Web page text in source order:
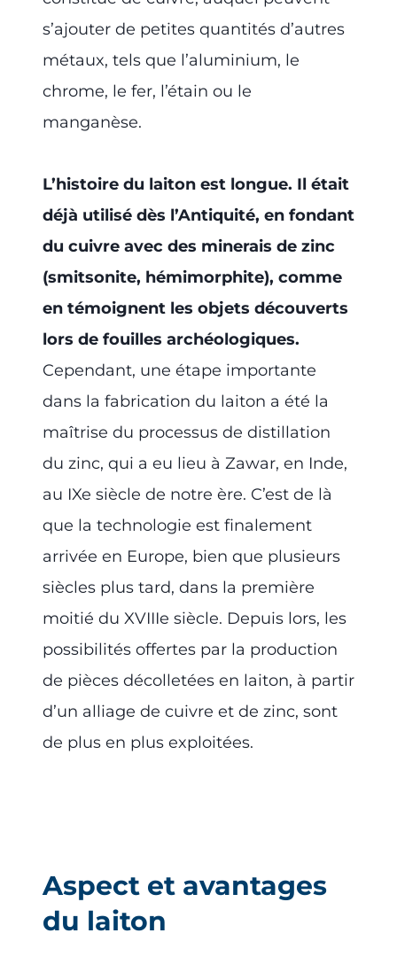
s’ajouter de petites quantités d’autres
métaux, tels que l’aluminium, le
chrome, le fer, l’étain ou le
manganèse.
L’histoire du laiton est longue. Il était
déjà utilisé dès l’Antiquité, en fondant
du cuivre avec des minerais de zinc
(smitsonite, hémimorphite), comme
en témoignent les objets découverts
lors de fouilles archéologiques.
Cependant, une étape importante
dans la fabrication du laiton a été la
maîtrise du processus de distillation
du zinc, qui a eu lieu à Zawar, en Inde,
au IXe siècle de notre ère. C’est de là
que la technologie est finalement
arrivée en Europe, bien que plusieurs
siècles plus tard, dans la première
moitié du XVIIIe siècle. Depuis lors, les
possibilités offertes par la production
de pièces décolletées en laiton, à partir
d’un alliage de cuivre et de zinc, sont
de plus en plus exploitées.
Aspect et avantages
du laiton